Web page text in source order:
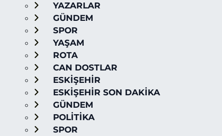
YAZARLAR
GÜNDEM
SPOR
YAŞAM
ROTA
CAN DOSTLAR
ESKİŞEHİR
ESKİŞEHİR SON DAKİKA
GÜNDEM
POLİTİKA
SPOR